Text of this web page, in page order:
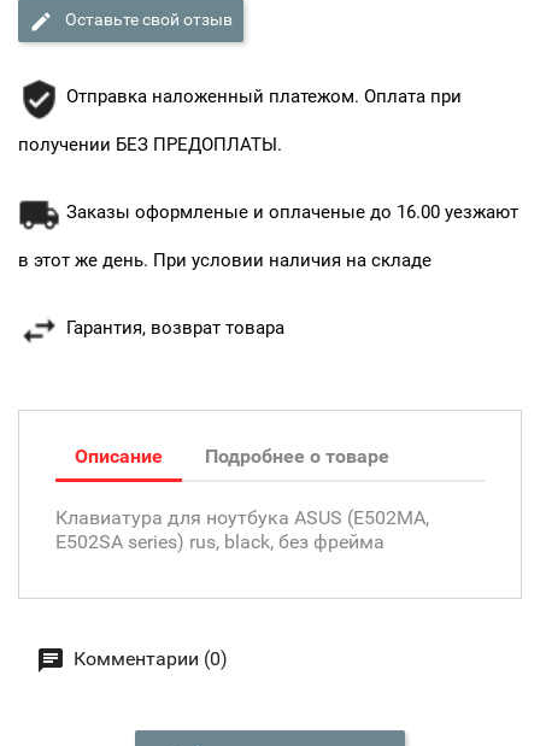
Оставьте свой отзыв
Отправка наложенный платежом. Оплата при
получении БЕЗ ПРЕДОПЛАТЫ.
Заказы оформленые и оплаченые до 16.00 уезжают
в этот же день. При условии наличия на складе
Гарантия, возврат товара
Описание Подробнее о товаре
Клавиатура для ноутбука ASUS (E502MA,
E502SA series) rus, black, без фрейма
Комментарии (0)